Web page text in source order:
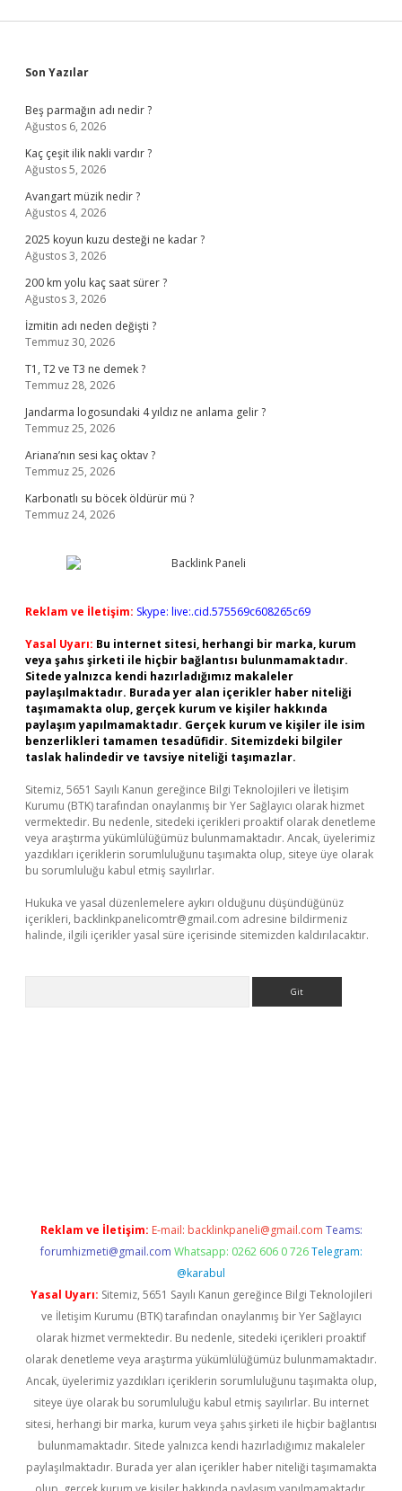
Sidebar
Son Yazılar
Beş parmağın adı nedir ?
Ağustos 6, 2026
Kaç çeşit ilik nakli vardır ?
Ağustos 5, 2026
Avangart müzik nedir ?
Ağustos 4, 2026
2025 koyun kuzu desteği ne kadar ?
Ağustos 3, 2026
200 km yolu kaç saat sürer ?
Ağustos 3, 2026
İzmitin adı neden değişti ?
Temmuz 30, 2026
T1, T2 ve T3 ne demek ?
Temmuz 28, 2026
Jandarma logosundaki 4 yıldız ne anlama gelir ?
Temmuz 25, 2026
Ariana’nın sesi kaç oktav ?
Temmuz 25, 2026
Karbonatlı su böcek öldürür mü ?
Temmuz 24, 2026
Reklam ve İletişim: Skype: live:.cid.575569c608265c69
Yasal Uyarı: Bu internet sitesi, herhangi bir marka, kurum
veya şahıs şirketi ile hiçbir bağlantısı bulunmamaktadır.
Sitede yalnızca kendi hazırladığımız makaleler
paylaşılmaktadır. Burada yer alan içerikler haber niteliği
taşımamakta olup, gerçek kurum ve kişiler hakkında
paylaşım yapılmamaktadır. Gerçek kurum ve kişiler ile isim
benzerlikleri tamamen tesadüfidir. Sitemizdeki bilgiler
taslak halindedir ve tavsiye niteliği taşımazlar.
Sitemiz, 5651 Sayılı Kanun gereğince Bilgi Teknolojileri ve İletişim
Kurumu (BTK) tarafından onaylanmış bir Yer Sağlayıcı olarak hizmet
vermektedir. Bu nedenle, sitedeki içerikleri proaktif olarak denetleme
veya araştırma yükümlülüğümüz bulunmamaktadır. Ancak, üyelerimiz
yazdıkları içeriklerin sorumluluğunu taşımakta olup, siteye üye olarak
bu sorumluluğu kabul etmiş sayılırlar.
Hukuka ve yasal düzenlemelere aykırı olduğunu düşündüğünüz
içerikleri, backlinkpanelicomtr@gmail.com adresine bildirmeniz
halinde, ilgili içerikler yasal süre içerisinde sitemizden kaldırılacaktır.
Reklam ve İletişim: E-mail: backlinkpaneli@gmail.com Teams:
forumhizmeti@gmail.com Whatsapp: 0262 606 0 726 Telegram:
@karabul
Yasal Uyarı: Sitemiz, 5651 Sayılı Kanun gereğince Bilgi Teknolojileri
ve İletişim Kurumu (BTK) tarafından onaylanmış bir Yer Sağlayıcı
olarak hizmet vermektedir. Bu nedenle, sitedeki içerikleri proaktif
olarak denetleme veya araştırma yükümlülüğümüz bulunmamaktadır.
Ancak, üyelerimiz yazdıkları içeriklerin sorumluluğunu taşımakta olup,
siteye üye olarak bu sorumluluğu kabul etmiş sayılırlar. Bu internet
sitesi, herhangi bir marka, kurum veya şahıs şirketi ile hiçbir bağlantısı
bulunmamaktadır. Sitede yalnızca kendi hazırladığımız makaleler
paylaşılmaktadır. Burada yer alan içerikler haber niteliği taşımamakta